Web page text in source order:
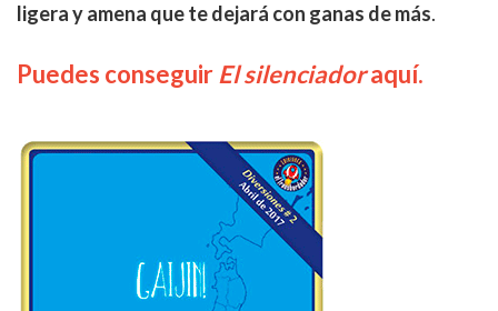
ligera y amena que te dejará con ganas de más.
Puedes conseguir El silenciadoraquí.